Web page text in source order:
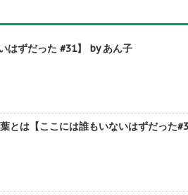
はずだった #31】 by あん子
とは【ここには誰もいないはずだった